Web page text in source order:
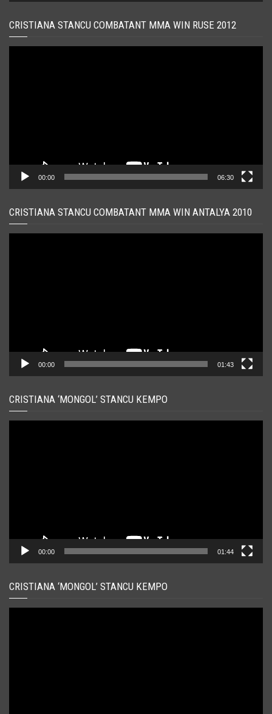
CRISTIANA STANCU COMBATANT MMA WIN RUSE 2012
00:00 06:30
CRISTIANA STANCU COMBATANT MMA WIN ANTALYA 2010
00:00 01:43
CRISTIANA ‘MONGOL’ STANCU KEMPO
00:00 01:44
CRISTIANA ‘MONGOL’ STANCU KEMPO